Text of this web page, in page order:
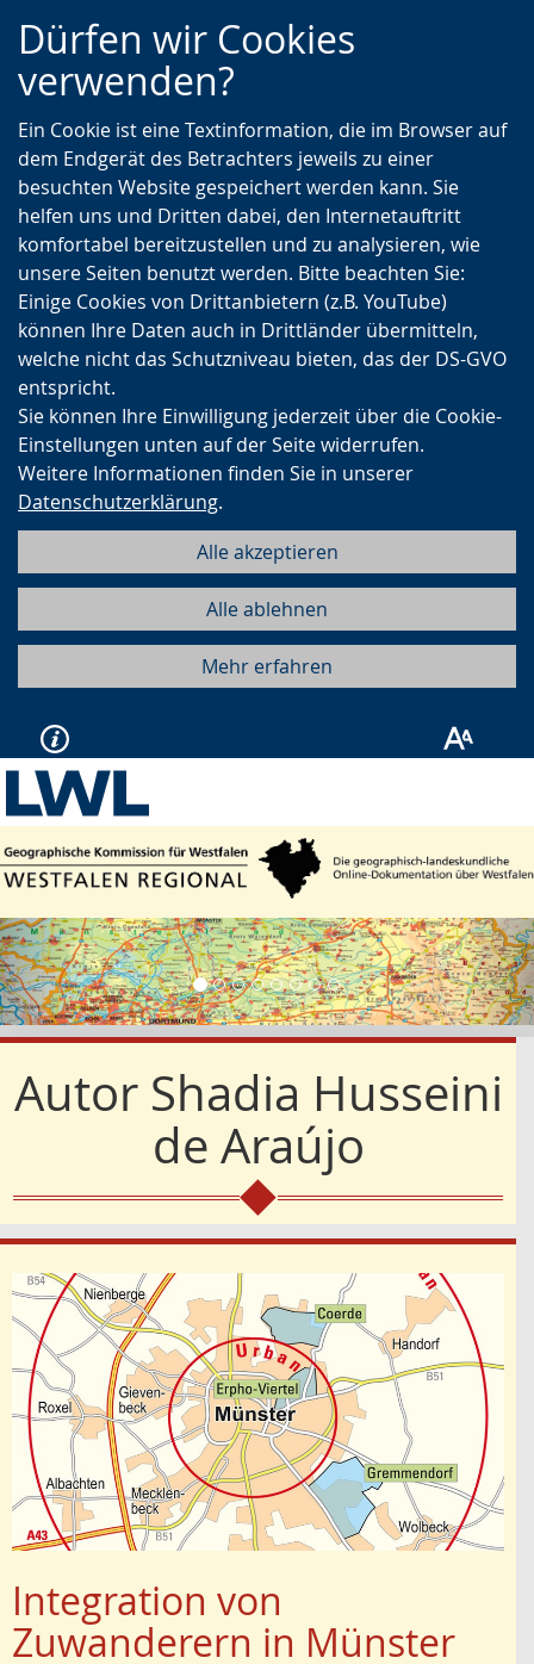
Zur
Hauptnavigation
Zur
Seitennavigation
Zum
Inhalt
Dürfen wir Cookies
verwenden?
Ein Cookie ist eine Textinformation, die im Browser auf
dem Endgerät des Betrachters jeweils zu einer
besuchten Website gespeichert werden kann. Sie
helfen uns und Dritten dabei, den Internetauftritt
komfortabel bereitzustellen und zu analysieren, wie
unsere Seiten benutzt werden. Bitte beachten Sie:
Einige Cookies von Drittanbietern (z.B. YouTube)
können Ihre Daten auch in Drittländer übermitteln,
welche nicht das Schutzniveau bieten, das der DS-GVO
entspricht.
Sie können Ihre Einwilligung jederzeit über die Cookie-
Einstellungen unten auf der Seite widerrufen.
Weitere Informationen finden Sie in unserer
Datenschutzerklärung.
Alle akzeptieren
Alle ablehnen
Mehr erfahren
Vorherige
AutorShadia Husseini
de Araújo
Integration von
Zuwanderern in Münster